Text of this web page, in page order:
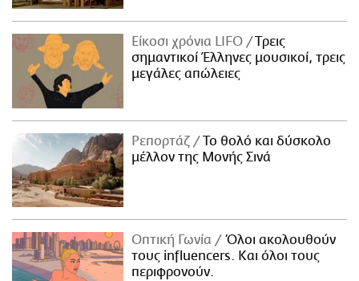
Είκοσι χρόνια LIFO
Tρεις
σημαντικοί Έλληνες μουσικοί, τρεις
μεγάλες απώλειες
Ρεπορτάζ
Το θολό και δύσκολο
μέλλον της Μονής Σινά
Οπτική Γωνία
Όλοι ακολουθούν
τους influencers. Και όλοι τους
περιφρονούν.